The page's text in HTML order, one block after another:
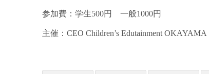
参加費：学生500円 一般1000円
主催：CEO Children’s Edutainment OKAYAMA